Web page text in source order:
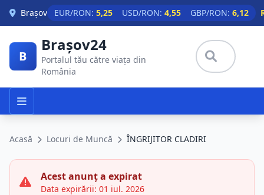
Skip to main content
Brașov EUR/RON: 5,25 USD/RON: 4,55 GBP/RON: 6,12
B
Brașov24
Portalul tău către viața din
România
Acasă Locuri de Muncă ÎNGRIJITOR CLADIRI
Acest anunț a expirat
Data expirării: 01 iul. 2026